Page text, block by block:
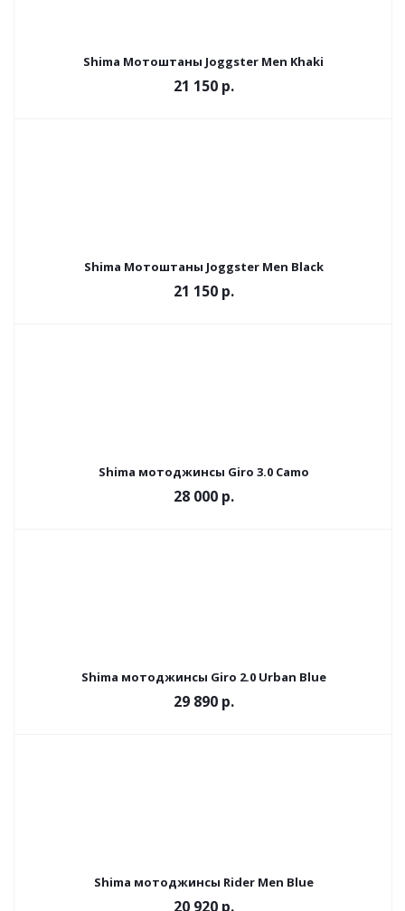
Shima Мотоштаны Joggster Men Khaki
21 150 р.
Shima Мотоштаны Joggster Men Black
21 150 р.
Shima мотоджинсы Giro 3.0 Camo
28 000 р.
Shima мотоджинсы Giro 2.0 Urban Blue
29 890 р.
Shima мотоджинсы Rider Men Blue
20 920 р.